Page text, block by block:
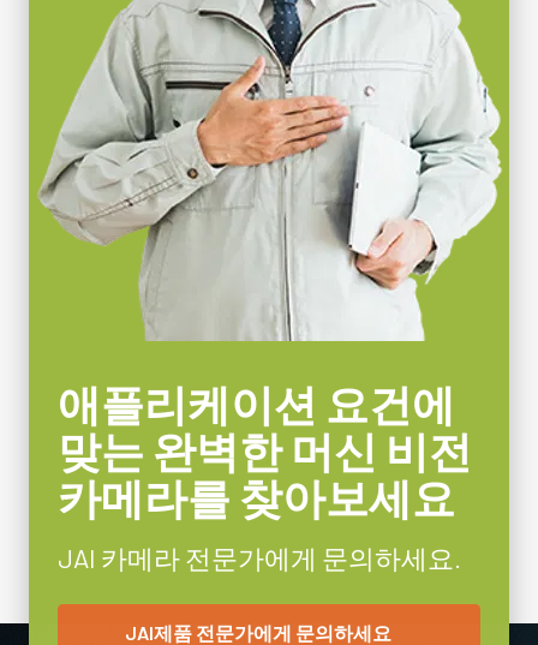
HS-02 방열판 세트는 5GE 인터페이스를 지원하는 Go 시리즈 또는
Go-X 시리즈 카메라를 위해 설계되었습니다.
카메라를 높은 프레임 속도로 작동하게 되면 많은 열이 발생하며,
특히 PoE 기능을 사용하는 경우 높은 열이 발생하게 됩니다.
HS-02 방열판 세트는 LAN 케이블 길이나 프레임 속도의 제한 없
이 5GE 모델을 작동할 수 있도록 과도한 열을 분산시킬 수 있습니
HS-02 방열판 세트 사용에 관한 설치 가이드 및 중요 안전 정보는
카메라 사용 설명서를 참조하시기 바랍니다.
Download 3D model
애플리케이션 요건에
맞는 완벽한 머신 비전
카메라를 찾아보세요
JAI 카메라 전문가에게 문의하세요.
JAI제품 전문가에게 문의하세요